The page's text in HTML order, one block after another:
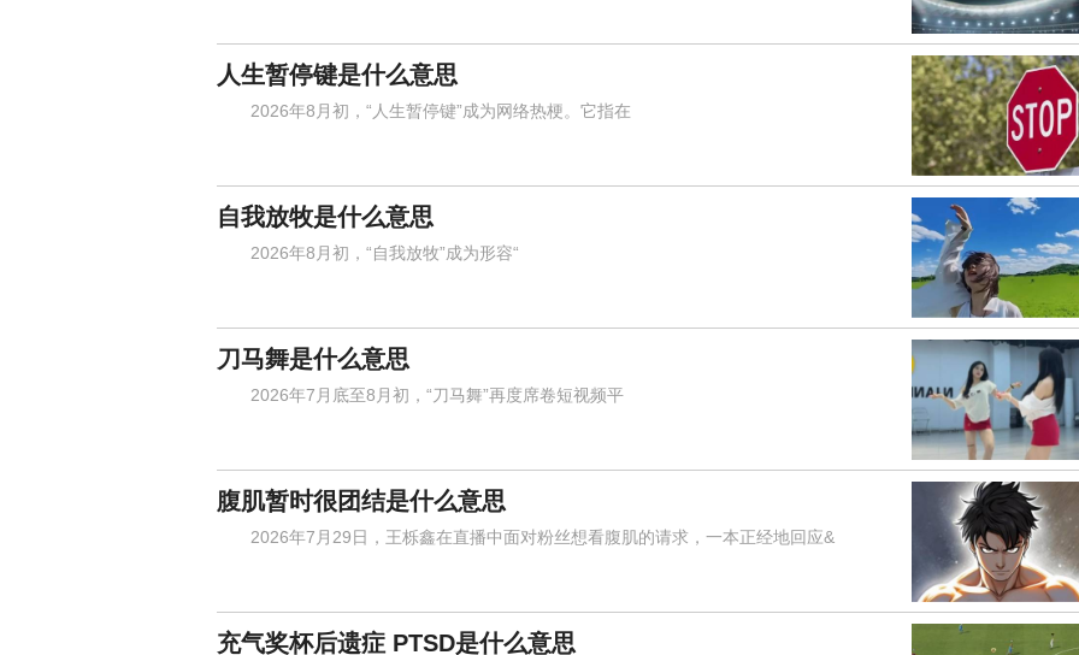
人生暂停键是什么意思
2026年8月初，“人生暂停键”成为网络热梗。它指在
自我放牧是什么意思
2026年8月初，“自我放牧”成为形容“
刀马舞是什么意思
2026年7月底至8月初，“刀马舞”再度席卷短视频平
腹肌暂时很团结是什么意思
2026年7月29日，王栎鑫在直播中面对粉丝想看腹肌的请求，一本正经地回应&
充气奖杯后遗症 PTSD是什么意思